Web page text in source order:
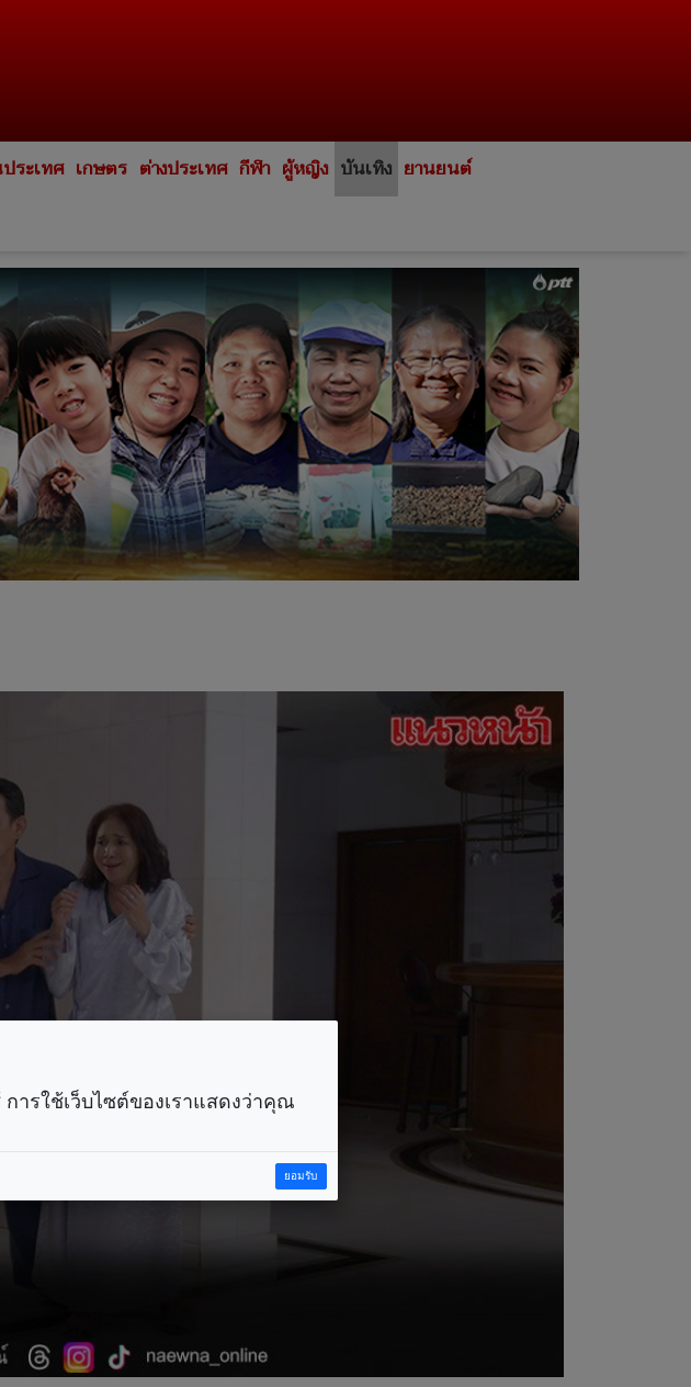
ระเทศ เกษตร ต่างประเทศ กีฬา ผู้หญิง บันเทิง ยานยนต์
ารใช้เว็บไซต์ของเราแสดงว่าคุณ
ยอมรับ